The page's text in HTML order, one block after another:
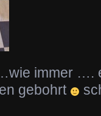
immer ….
gebohrt